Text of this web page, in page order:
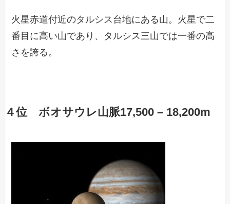
火星赤道付近のタルシス台地にある山。火星で二
番目に高い山であり、タルシス三山では一番の高
さを誇る。
４位 ボオサウレ山脈17,500 – 18,200m